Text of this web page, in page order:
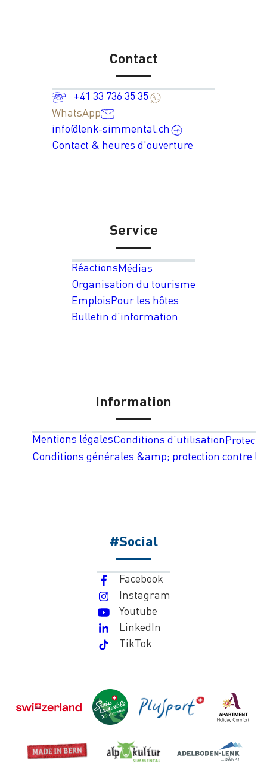
Contact
+41 33 736 35 35
WhatsApp
info@lenk-simmental.ch
Contact & heures d'ouverture
Service
RéactionsMédias
Organisation du tourisme
EmploisPour les hôtes
Bulletin d'information
Information
Mentions légalesConditions d'utilisation
Conditions générales &amp; protection contre
#Social
Facebook
Instagram
Youtube
LinkedIn
TikTok